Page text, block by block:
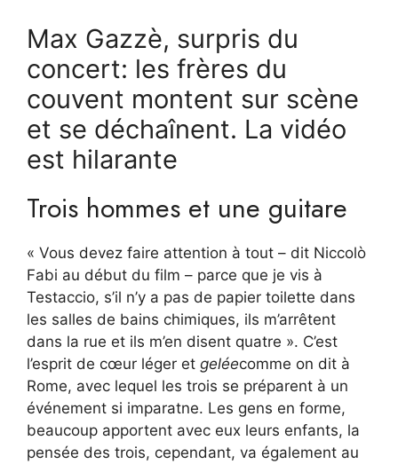
Max Gazzè, surpris du
concert: les frères du
couvent montent sur scène
et se déchaînent. La vidéo
est hilarante
Trois hommes et une guitare
« Vous devez faire attention à tout – dit Niccolò
Fabi au début du film – parce que je vis à
Testaccio, s’il n’y a pas de papier toilette dans
les salles de bains chimiques, ils m’arrêtent
dans la rue et ils m’en disent quatre ». C’est
l’esprit de cœur léger et geléecomme on dit à
Rome, avec lequel les trois se préparent à un
événement si imparatne. Les gens en forme,
beaucoup apportent avec eux leurs enfants, la
pensée des trois, cependant, va également au